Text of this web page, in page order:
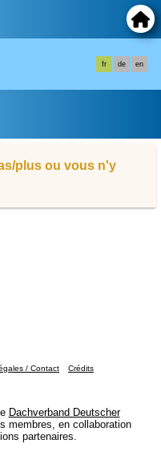
fr de en
plus ou vous n'y
/ Contact Crédits
Dachverband Deutscher
membres, en collaboration
partenaires.